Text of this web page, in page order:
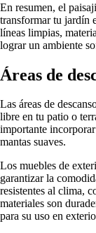
En resumen, el
transformar tu jardín
líneas limpias,
lograr un ambiente
Áreas de
Las áreas de
libre en tu patio o
importante
mantas suaves.
Los muebles de
garantizar la
resistentes al clima,
materiales son
para su uso en